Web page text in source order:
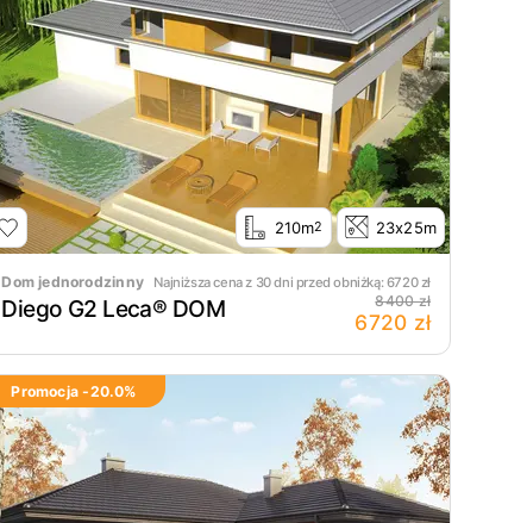
210m2 23x25m
Dom jednorodzinny Najniższa cena z 30 dni przed obniżką:6720zł
Diego G2 Leca® DOM 8400 zł
6720 zł
Promocja -20.0%